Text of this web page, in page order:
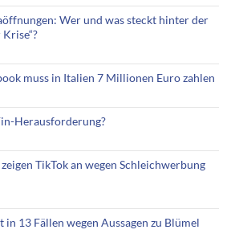
Wer und was steckt hinter der
muss in Italien 7 Millionen Euro zahlen
Herausforderung?
TikTok an wegen Schleichwerbung
13 Fällen wegen Aussagen zu Blümel